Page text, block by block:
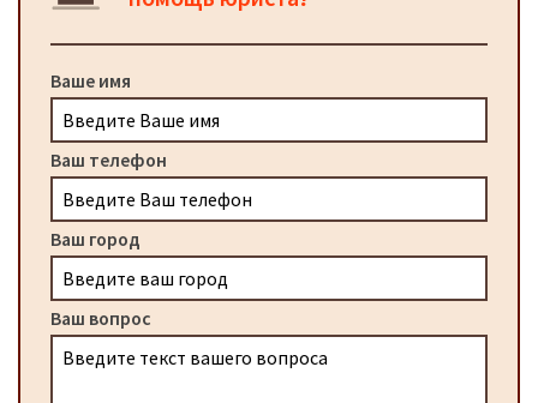
Ваше имя
Ваш телефон
Ваш город
Ваш вопрос